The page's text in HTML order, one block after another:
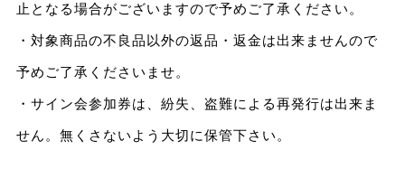
止となる場合がございますので予めご了承ください。
・対象商品の不良品以外の返品・返金は出来ませんので
予めご了承くださいませ。
・サイン会参加券は、紛失、盗難による再発行は出来ま
せん。無くさないよう大切に保管下さい。